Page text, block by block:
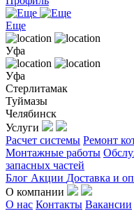
Еще
Уфа
Уфа
Стерлитамак
Туймазы
Челябинск
Услуги
Расчет системы Ремонт
Монтажные работы
запасных частей
Блог Акции Доставка и
О компании
О нас Контакты Вакансии